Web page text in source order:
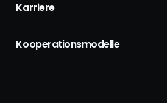
Karriere
Kooperationsmodelle